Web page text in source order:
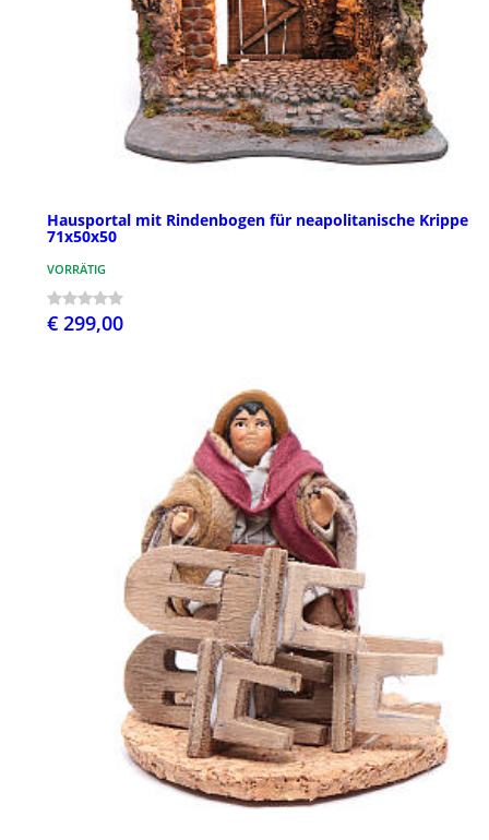
Hausportal mit Rindenbogen für neapolitanische Krippe
71x50x50
VORRÄTIG
€ 299,00